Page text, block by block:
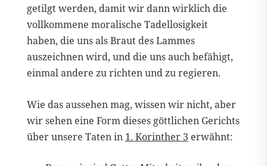
getilgt werden, damit wir dann wirklich die
vollkommene moralische Tadellosigkeit
haben, die uns als Braut des Lammes
auszeichnen wird, und die uns auch befähigt,
einmal andere zu richten und zu regieren.
Wie das aussehen mag, wissen wir nicht, aber
wir sehen eine Form dieses göttlichen Gerichts
über unsere Taten in 1. Korinther 3 erwähnt: